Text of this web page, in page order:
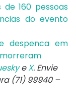
de 160 pessoas
do evento
despenca em
eX. Envie
(71) 99940 –